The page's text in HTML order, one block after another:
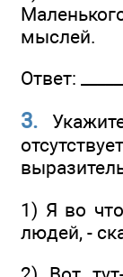
мыслей.
Ответ:
3.
1) Я во
людей, -